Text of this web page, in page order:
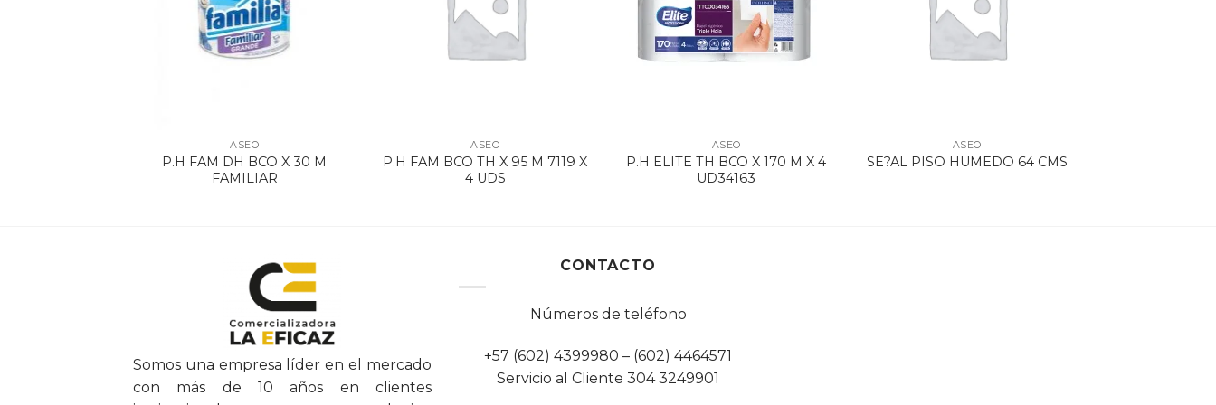
ASEO
P.H FAM DH BCO X 30 M
FAMILIAR
ASEO
P.H FAM BCO TH X 95 M 7119 X
4 UDS
ASEO
P.H ELITE TH BCO X 170 M X 4
UD34163
ASEO
SE?AL PISO HUMEDO 64 CMS
Somos una empresa líder en el mercado
con más de 10 años en clientes
CONTACTO
Números de teléfono
+57 (602) 4399980 – (602) 4464571
Servicio al Cliente 304 3249901